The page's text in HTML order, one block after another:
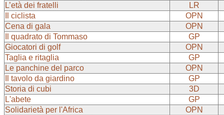
L’età dei fratelli
LR
Il ciclista
OPN
Cena di gala
OPN
Il quadrato di Tommaso
GP
Giocatori di golf
OPN
Taglia e ritaglia
GP
Le panchine del parco
OPN
Il tavolo da giardino
GP
Storia di cubi
3D
L'abete
GP
Solidarietà per l'Africa
OPN